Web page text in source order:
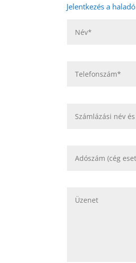
Jelentkezés a